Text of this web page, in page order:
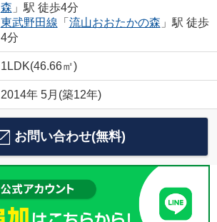
森 」駅 徒歩4分
東武野田線 「 流山おおたかの森 」駅 徒歩
4分
1LDK(46.66㎡)
2014年 5月(築12年)
お問い合わせ(無料)